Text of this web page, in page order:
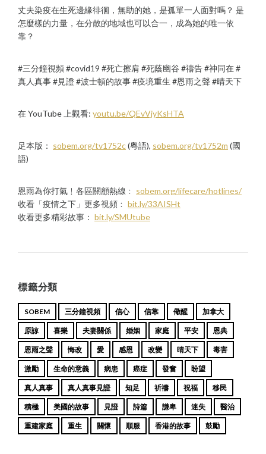
丈夫染疫在生死邊緣徘徊，無助的她，是孤單一人面對嗎？ 是
怎麼樣的力量，在分散的地域也可以合一，成為她的唯一依
靠？
#三分鐘視頻 #covid19 #死亡擦肩 #死蔭幽谷 #禱告 #神同在 #
真人真事 #見證 #波士頓的故事 #疫境重生 #恩雨之聲 #晴天下
在 YouTube 上觀看: youtu.be/QEvVjyKsHTA
足本版： sobem.org/tv1752c(粵語), sobem.org/tv1752m (國
語)
恩雨為你打氣﹗各區關顧熱線﹕ sobem.org/lifecare/hotlines/
收看「疫情之下」更多視頻﹕ bit.ly/33AISHt
收看更多精彩故事： bit.ly/SMUtube
標籤分類
SOBEM 三分鐘視頻 信心 信靠 儆醒 加拿大
原諒 喜樂 夫妻關係 婚姻 家庭 平安 恩典
恩雨之聲 悔改 愛 感恩 改變 晴天下 毒害
激勵 生命的意義 病患 癌症 發奮 盼望
真人真事 真人真事見證 知足 祈禱 祝福 移民
積極 美國的故事 見證 詩篇 謙卑 迷失 醫治
重建家庭 重生 關懷 順服 香港的故事 鼓勵